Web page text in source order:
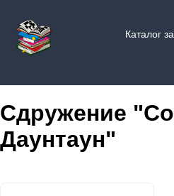
Каталог
Сдружение
Даунтаун"